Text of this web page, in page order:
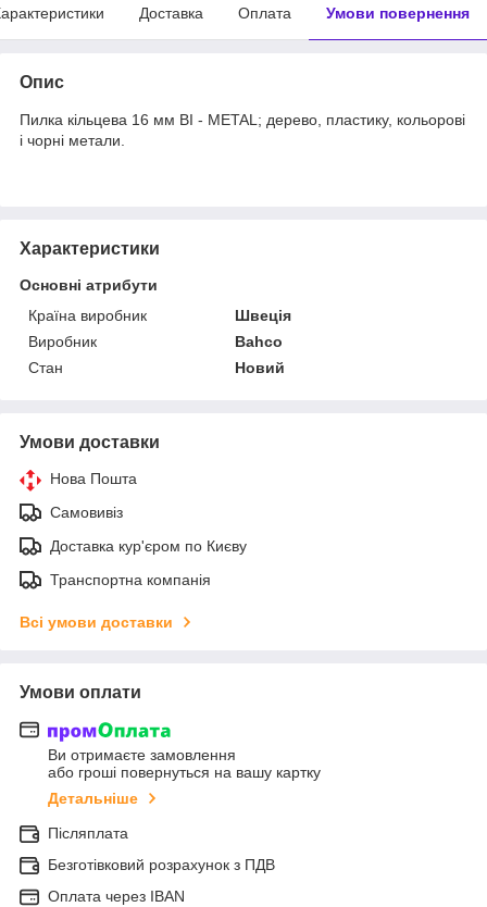
Доставка Оплата Умови повернення
Опис
Пилка кільцева 16 мм ВІ - METAL; дерево, пластику, кольорові
і чорні метали.
Характеристики
Основні атрибути
Країна виробник
Швеція
Виробник
Bahco
Стан
Новий
Умови доставки
Нова Пошта
Самовивіз
Доставка кур'єром по Києву
Транспортна компанія
Всі умови доставки
Умови оплати
Ви отримаєте замовлення
або гроші повернуться на вашу картку
Детальніше
Післяплата
Безготівковий розрахунок з ПДВ
Оплата через IBAN